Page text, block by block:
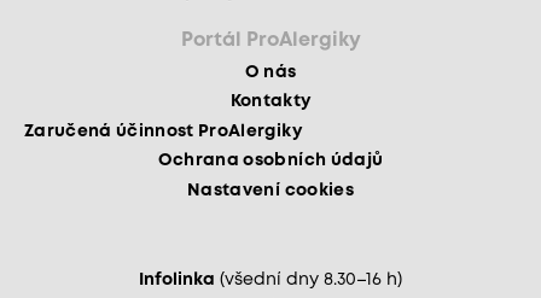
Portál ProAlergiky
O nás
Kontakty
Zaručená účinnost ProAlergiky
Ochrana osobních údajů
Nastavení cookies
Infolinka (všední dny 8.30–16 h)